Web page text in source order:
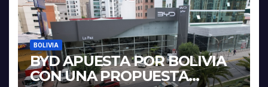
BOLIVIA
BYD APUESTA POR BOLIVIA
CON UNA PROPUESTA